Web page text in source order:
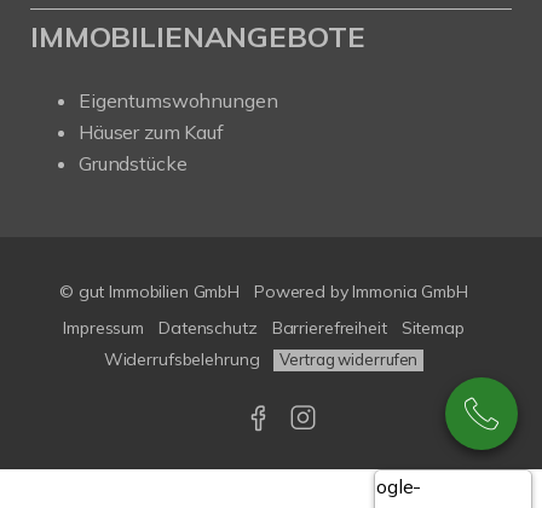
IMMOBILIENANGEBOTE
Eigentumswohnungen
Häuser zum Kauf
Grundstücke
© gut Immobilien GmbH Powered by Immonia GmbH
Impressum
Datenschutz Barrierefreiheit
Sitemap
Widerrufsbelehrung
Vertrag widerrufen
Google-